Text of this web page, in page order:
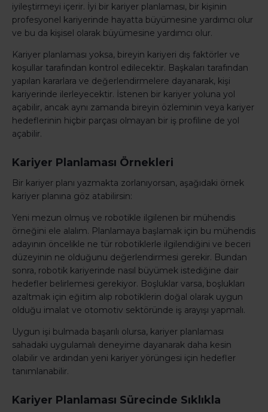
iyileştirmeyi içerir. İyi bir kariyer planlaması, bir kişinin
profesyonel kariyerinde hayatta büyümesine yardımcı olur
ve bu da kişisel olarak büyümesine yardımcı olur.
Kariyer planlaması yoksa, bireyin kariyeri dış faktörler ve
koşullar tarafından kontrol edilecektir. Başkaları tarafından
yapılan kararlara ve değerlendirmelere dayanarak, kişi
kariyerinde ilerleyecektir. İstenen bir kariyer yoluna yol
açabilir, ancak aynı zamanda bireyin özleminin veya kariyer
hedeflerinin hiçbir parçası olmayan bir iş profiline de yol
açabilir.
Kariyer Planlaması Örnekleri
Bir kariyer planı yazmakta zorlanıyorsan, aşağıdaki örnek
kariyer planına göz atabilirsin:
Yeni mezun olmuş ve robotikle ilgilenen bir mühendis
örneğini ele alalım. Planlamaya başlamak için bu mühendis
adayının öncelikle ne tür robotiklerle ilgilendiğini ve beceri
düzeyinin ne olduğunu değerlendirmesi gerekir. Bundan
sonra, robotik kariyerinde nasıl büyümek istediğine dair
hedefler belirlemesi gerekiyor. Boşluklar varsa, boşlukları
azaltmak için eğitim alıp robotiklerin doğal olarak uygun
olduğu imalat ve otomotiv sektöründe iş arayışı yapmalı.
Uygun işi bulmada başarılı olursa, kariyer planlaması
sahadaki uygulamalı deneyime dayanarak daha kesin
olabilir ve ardından yeni kariyer yörüngesi için hedefler
tanımlanabilir.
Kariyer Planlaması Sürecinde Sıklıkla